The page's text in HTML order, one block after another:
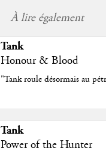
À lire également
Tank
Honour & Blood
"Tank roule désormais au
Tank
Power of the Hunter